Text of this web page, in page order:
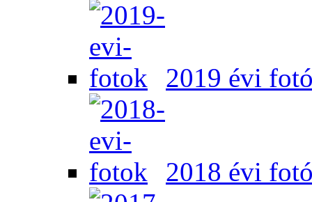
2019 évi
2018 évi